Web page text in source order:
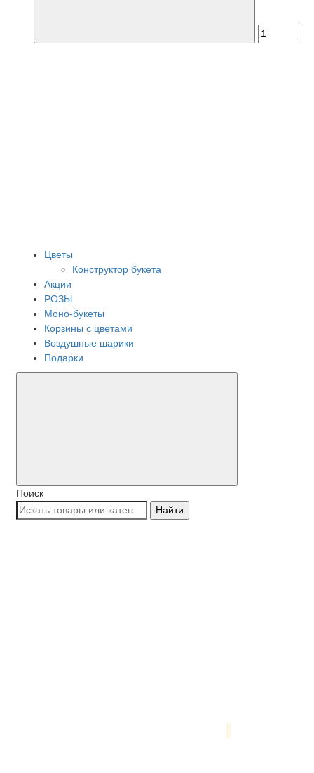
Цветы
Конструктор букета
Акции
РОЗЫ
Моно-букеты
Корзины с цветами
Воздушные шарики
Подарки
Поиск
Найти